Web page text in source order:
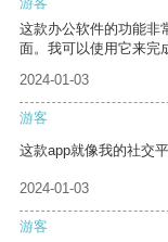
这款办公软件的功能非
面。我可以使用它来完
2024-01-03
游客
这款app就像我的社交
2024-01-03
游客